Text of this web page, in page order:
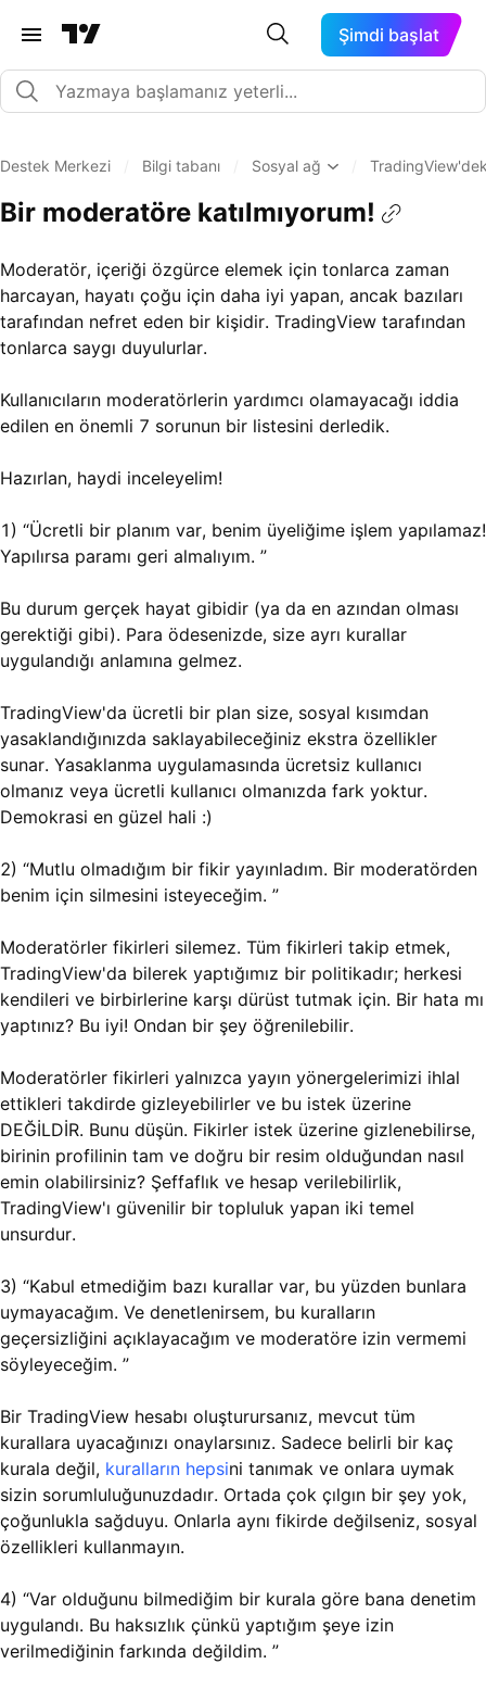
Şimdi başlat
Destek Merkezi Bilgi tabanı Sosyal ağ
Bir moderatöre katılmıyorum!
Moderatör, içeriği özgürce elemek için tonlarca zaman
harcayan, hayatı çoğu için daha iyi yapan, ancak bazıları
tarafından nefret eden bir kişidir. TradingView tarafından
tonlarca saygı duyulurlar.
Kullanıcıların moderatörlerin yardımcı olamayacağı iddia
edilen en önemli 7 sorunun bir listesini derledik.
Hazırlan, haydi inceleyelim!
1) “Ücretli bir planım var, benim üyeliğime işlem yapılamaz!
Yapılırsa paramı geri almalıyım. ”
Bu durum gerçek hayat gibidir (ya da en azından olması
gerektiği gibi). Para ödesenizde, size ayrı kurallar
uygulandığı anlamına gelmez.
TradingView'da ücretli bir plan size, sosyal kısımdan
yasaklandığınızda saklayabileceğiniz ekstra özellikler
sunar. Yasaklanma uygulamasında ücretsiz kullanıcı
olmanız veya ücretli kullanıcı olmanızda fark yoktur.
Demokrasi en güzel hali :)
2) “Mutlu olmadığım bir fikir yayınladım. Bir moderatörden
benim için silmesini isteyeceğim. ”
Moderatörler fikirleri silemez. Tüm fikirleri takip etmek,
TradingView'da bilerek yaptığımız bir politikadır; herkesi
kendileri ve birbirlerine karşı dürüst tutmak için. Bir hata mı
yaptınız? Bu iyi! Ondan bir şey öğrenilebilir.
Moderatörler fikirleri yalnızca yayın yönergelerimizi ihlal
ettikleri takdirde gizleyebilirler ve bu istek üzerine
DEĞİLDİR. Bunu düşün. Fikirler istek üzerine gizlenebilirse,
birinin profilinin tam ve doğru bir resim olduğundan nasıl
emin olabilirsiniz? Şeffaflık ve hesap verilebilirlik,
TradingView'ı güvenilir bir topluluk yapan iki temel
unsurdur.
3) “Kabul etmediğim bazı kurallar var, bu yüzden bunlara
uymayacağım. Ve denetlenirsem, bu kuralların
geçersizliğini açıklayacağım ve moderatöre izin vermemi
söyleyeceğim. ”
Bir TradingView hesabı oluşturursanız, mevcut tüm
kurallara uyacağınızı onaylarsınız. Sadece belirli bir kaç
kurala değil, kuralların hepsini tanımak ve onlara uymak
sizin sorumluluğunuzdadır. Ortada çok çılgın bir şey yok,
çoğunlukla sağduyu. Onlarla aynı fikirde değilseniz, sosyal
özellikleri kullanmayın.
4) “Var olduğunu bilmediğim bir kurala göre bana denetim
uygulandı. Bu haksızlık çünkü yaptığım şeye izin
verilmediğinin farkında değildim. ”